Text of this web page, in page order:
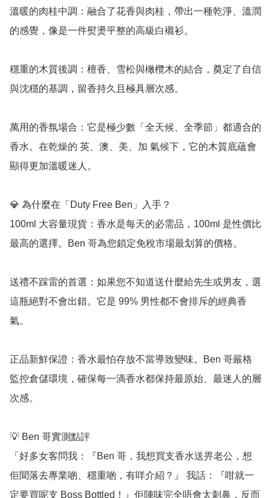
溫暖的肉桂中調：融合了花香與肉桂，帶出一種乾淨、溫潤
的感覺，像是一件熨燙平整的高級白襯衫。
穩重的木質後調：檀香、雪松與橄欖木的結合，奠定了自信
與沈穩的基調，留香持久且極具層次感。
萬用的香氛場合：它是極少數「全天候、全季節」都適合的
香水。在乾燥的 英、澳、美、加 氣候下，它的木質底蘊會
顯得更加溫暖迷人。
💎 為什麼在「Duty Free Ben」入手？
100ml 大容量現貨：香水是每天的必需品，100ml 是性價比
最高的選擇。Ben 哥為您鎖定免稅市場最划算的價格。
送禮不踩雷的首選：如果您不知道送什麼給先生或男友，選
這瓶絕對不會出錯。它是 99% 男性都不會排斥的經典香
氣。
正品新鮮保證：香水最怕存放不當導致變味。Ben 哥嚴格
監控倉儲環境，確保每一滴香水都保持最原始、最迷人的層
次感。
💡 Ben 哥實測點評
「好多女客問我：『Ben 哥，我想買支香水送畀老公，想
佢聞落去專業啲、穩重啲，有咩介紹？』 我話：『咁就一
定要買呢支 Boss Bottled！』佢陣味完全唔會太刺鼻，反而